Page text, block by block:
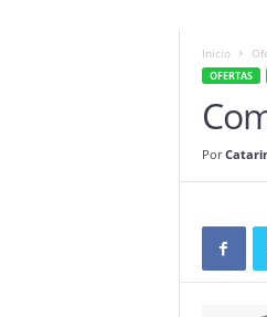
Inicio
OFERTAS
Por